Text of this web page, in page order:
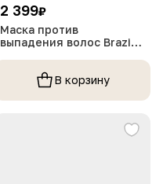
2 399₽
Маска против
выпадения волос Brazil
В корзину